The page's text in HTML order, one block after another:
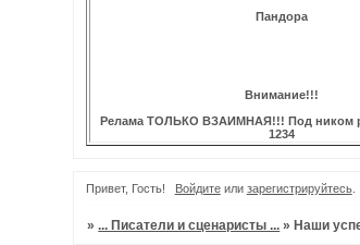
Пандора
Внимание!!!
Релама ТОЛЬКО ВЗАИМНАЯ!!! Под ником
1234
Привет, Гость! Войдитеили зарегистрируйтесь.
»... Писатели и сценаристы ... »Наши